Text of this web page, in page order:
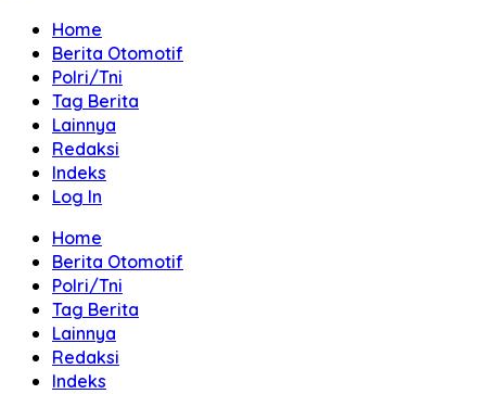
Home
Berita Otomotif
Polri/Tni
Tag Berita
Lainnya
Redaksi
Indeks
Log In
Home
Berita Otomotif
Polri/Tni
Tag Berita
Lainnya
Redaksi
Indeks